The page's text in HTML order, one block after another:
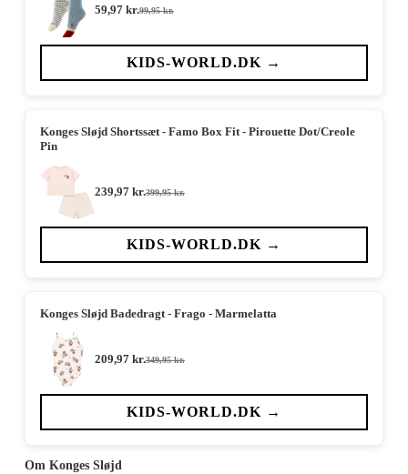
99,95kr.
Den
pris
var:
59,97 kr.Den
pris
er:
KIDS-WORLD.DK →
Konges Sløjd Shortssæt - Famo Box Fit - Pirouette Dot/Creole
Pin
399,95kr.
Den
pris
var:
239,97 kr.Den
pris
er:
KIDS-WORLD.DK →
Konges Sløjd Badedragt - Frago - Marmelatta
349,95kr.
Den
pris
var:
209,97 kr.Den
pris
er:
KIDS-WORLD.DK →
Om Konges Sløjd